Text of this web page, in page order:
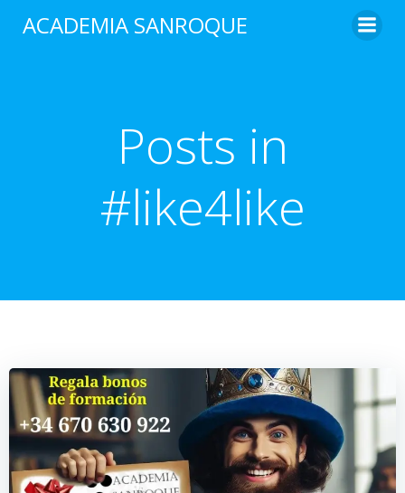
al
ACADEMIA SANROQUE
Posts in
#like4like